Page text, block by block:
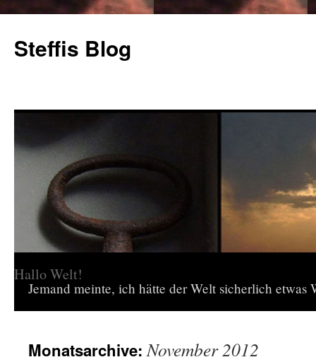
Steffis Blog
Hallo Welt!
Jemand meinte, ich hätte der Welt sicherlich
Monatsarchive:November 2012